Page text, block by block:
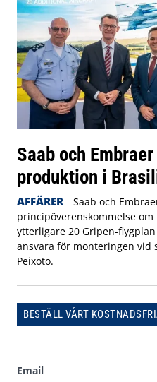
Saab och
produktion i
AFFÄRER
Saab och
principöverenskommelse
ytterligare 20 Gripen-
ansvara för monteringen vid
Peixoto.
BESTÄLL VÅRT
Email